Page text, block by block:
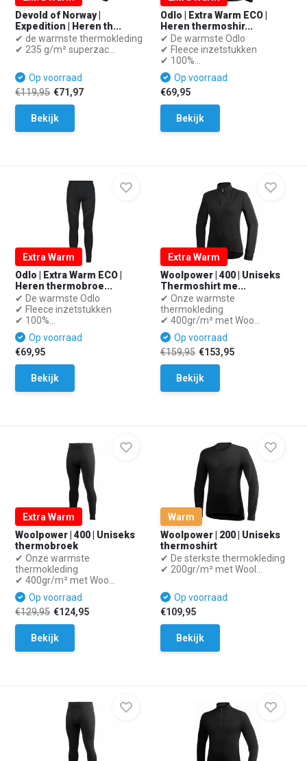
Devold of Norway |
Expedition | Heren th...
✔ de warmste thermokleding
✔ 235 g/m² superzac...
Op voorraad
€119,95 €71,97
Bekijk
Odlo | Extra Warm ECO |
Heren thermoshir...
✔ De warmste Odlo
✔ Fleece inzetstukken
✔ 100%...
Op voorraad
€69,95
Bekijk
Extra Warm
Odlo | Extra Warm ECO |
Heren thermobroe...
✔ De warmste Odlo
✔ Fleece inzetstukken
✔ 100%...
Op voorraad
€69,95
Bekijk
Extra Warm
Woolpower | 400 | Uniseks
Thermoshirt me...
✔ Onze warmste
thermokleding
✔ 400gr/m² met Woo...
Op voorraad
€159,95 €153,95
Bekijk
Extra Warm
Woolpower | 400 | Uniseks
thermobroek
✔ Onze warmste
thermokleding
✔ 400gr/m² met Woo...
Op voorraad
€129,95 €124,95
Bekijk
Warm
Woolpower | 200 | Uniseks
thermoshirt
✔ De sterkste thermokleding
✔ 200gr/m² met Wool...
Op voorraad
€109,95
Bekijk